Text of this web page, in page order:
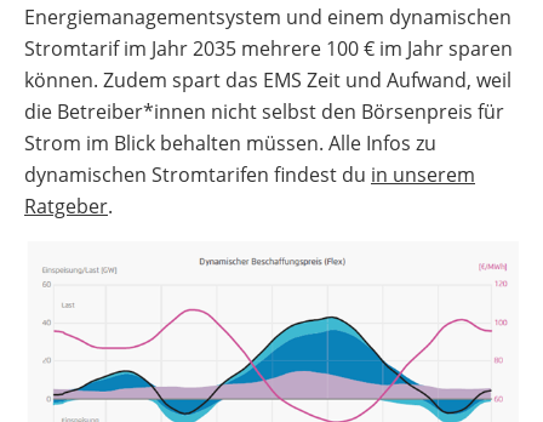
Energiemanagementsystem und einem dynamischen
Stromtarif im Jahr 2035 mehrere 100 € im Jahr sparen
können. Zudem spart das EMS Zeit und Aufwand, weil
die Betreiber*innen nicht selbst den Börsenpreis für
Strom im Blick behalten müssen. Alle Infos zu
dynamischen Stromtarifen findest du in unserem
Ratgeber.